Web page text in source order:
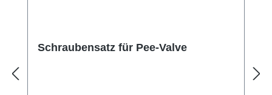
Schraubensatz für Pee-Valve